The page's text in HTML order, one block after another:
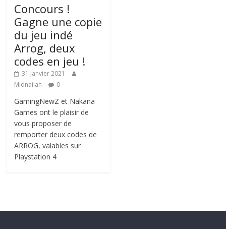
Concours !
Gagne une copie
du jeu indé
Arrog, deux
codes en jeu !
31 janvier 2021
Midnailah
0
GamingNewZ et Nakana
Games ont le plaisir de
vous proposer de
remporter deux codes de
ARROG, valables sur
Playstation 4